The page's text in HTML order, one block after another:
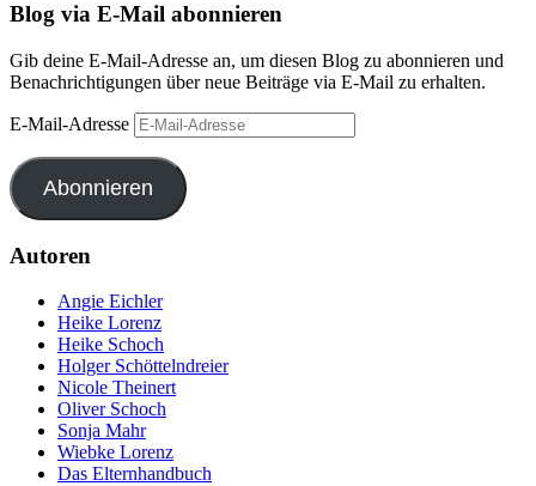
Blog via E-Mail abonnieren
Gib deine E-Mail-Adresse an, um diesen Blog zu abonnieren und
Benachrichtigungen über neue Beiträge via E-Mail zu erhalten.
E-Mail-Adresse
Abonnieren
Autoren
Angie Eichler
Heike Lorenz
Heike Schoch
Holger Schöttelndreier
Nicole Theinert
Oliver Schoch
Sonja Mahr
Wiebke Lorenz
Das Elternhandbuch